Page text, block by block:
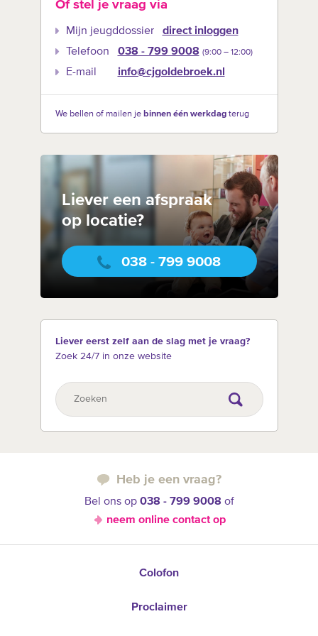
Of stel je vraag via
Mijn jeugddossier
direct inloggen
Telefoon
038 - 799 9008 (9:00 –‍ 12:00)
E-mail info@cjgoldebroek.nl
We bellen of mailen je binnen één werkdagterug
Liever een afspraak
op locatie?
038 - 799 9008
Liever eerst zelf aan de slag met je vraag?
Zoek 24/7 in onze website
Heb je een vraag?
Bel ons op 038 - 799 9008 of
neem online contact op
Colofon
Proclaimer